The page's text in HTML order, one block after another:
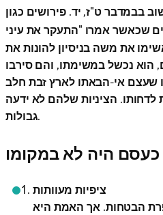
בבמדבר ט"ז, יד. פירושים כגון
שכאשר אמרו "התעקר את עיני
את משה בניסיון להונות את
הוא נכשל במשימתו, והם סירבו
שעצם אי-הבאתו לארץ זבת חלב
הציניות שלהם לא ידעה
גבולות.
היה לא במקומו
ציפיות מעוותות
הבטחות. אך האמת היא